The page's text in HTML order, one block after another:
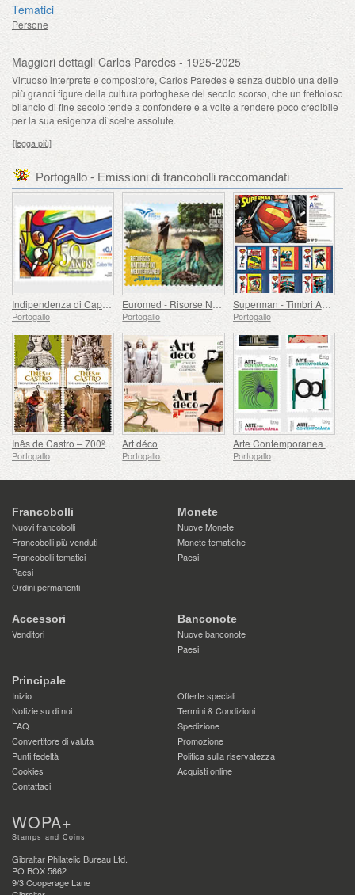
Tematici
Persone
Maggiori dettagli Carlos Paredes - 1925-2025
Virtuoso interprete e compositore, Carlos Paredes è senza dubbio una delle
più grandi figure della cultura portoghese del secolo scorso, che un frettoloso
bilancio di fine secolo tende a confondere e a volte a rendere poco credibile
per la sua esigenza di scelte assolute.
[legga più]
Portogallo - Emissioni di francobolli raccomandati
Indipendenza di Capo Verde - 50 Anni
Portogallo
Euromed - Risorse Naturali del Mediterraneo
Portogallo
Superman - Timbri Autoadesivi
Portogallo
Inês de Castro – 700º compleanno
Portogallo
Art déco
Portogallo
Arte Contemporanea Portoghese - 2a Serie
Portogallo
Francobolli
Nuovi francobolli
Francobolli più venduti
Francobolli tematici
Paesi
Ordini permanenti
Monete
Nuove Monete
Monete tematiche
Paesi
Accessori
Venditori
Banconote
Nuove banconote
Paesi
Principale
Inizio
Offerte speciali
Notizie su di noi
Termini & Condizioni
FAQ
Spedizione
Convertitore di valuta
Promozione
Punti fedeltà
Politica sulla riservatezza
Cookies
Acquisti online
Contattaci
WOPA+
Stamps and Coins
Gibraltar Philatelic Bureau Ltd.
PO BOX 5662
9/3 Cooperage Lane